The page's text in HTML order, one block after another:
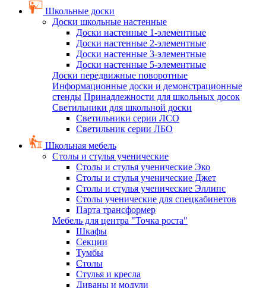
Школьные доски
Доски школьные настенные
Доски настенные 1-элементные
Доски настенные 2-элементные
Доски настенные 3-элементные
Доски настенные 5-элементные
Доски передвижные поворотные
Информационные доски и демонстрационные
стенды Принадлежности для школьных досок
Светильники для школьной доски
Светильники серии ЛСО
Светильник серии ЛБО
Школьная мебель
Столы и стулья ученические
Столы и стулья ученические Эко
Столы и стулья ученические Джет
Столы и стулья ученические Эллипс
Столы ученические для спецкабинетов
Парта трансформер
Мебель для центра "Точка роста"
Шкафы
Секции
Тумбы
Столы
Стулья и кресла
Диваны и модули